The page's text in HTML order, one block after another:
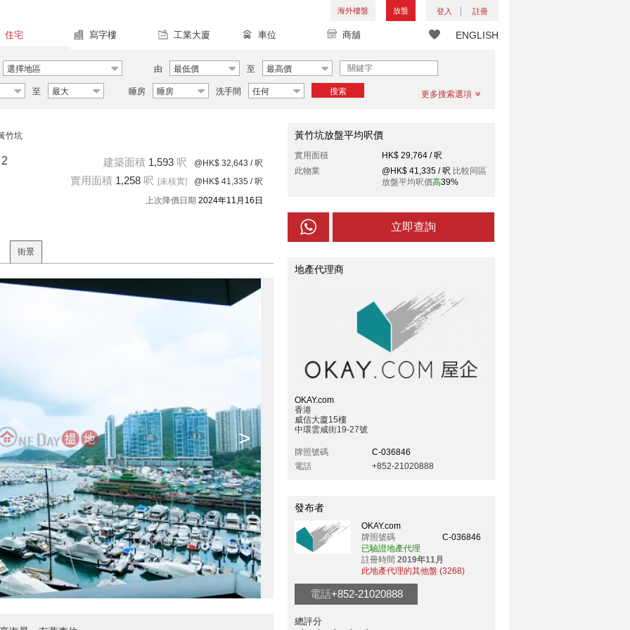
海外樓盤 放盤 登入 註冊
ENGLISH
住宅 寫字樓 工業大廈 車位 商舖
選擇地區 由 最低價 至 最高價
至 最大 睡房 睡房 洗手間 任何 搜索 更多搜索選項
竹坑
建築面積 1,593 呎 @HK$ 32,643 / 呎
實用面積 1,258 呎 [未核實] @HK$ 41,335 / 呎
上次降價日期 2024年11月16日
街景
>
黃竹坑放盤平均呎價
實用面積
HK$ 29,764 / 呎
此物業
@HK$ 41,335 / 呎 比較同區
放盤平均呎價高39%
立即查詢
地產代理商
OKAY.com
香港
威信大廈15樓
中環雲咸街19-27號
牌照號碼
C-036846
電話
+852-21020888
發布者
OKAY.com
牌照號碼
C-036846
已驗證地產代理
註冊時間 2019年11月
此地產代理的其他盤 (3268)
電話+852-21020888
總評分